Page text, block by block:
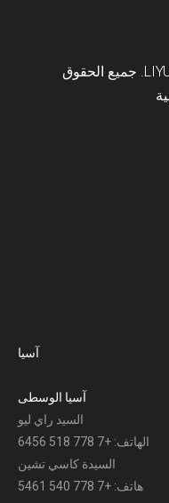
حقوق الطبع والنشر © 2024 LIYU Group. جميع الحقوق
آسيا
آسيا الوسطى
السيد راي ليو
الهاتف: +7 778 518 6456
السيدة كاسي تشين
هاتف: +7 778 540 5461